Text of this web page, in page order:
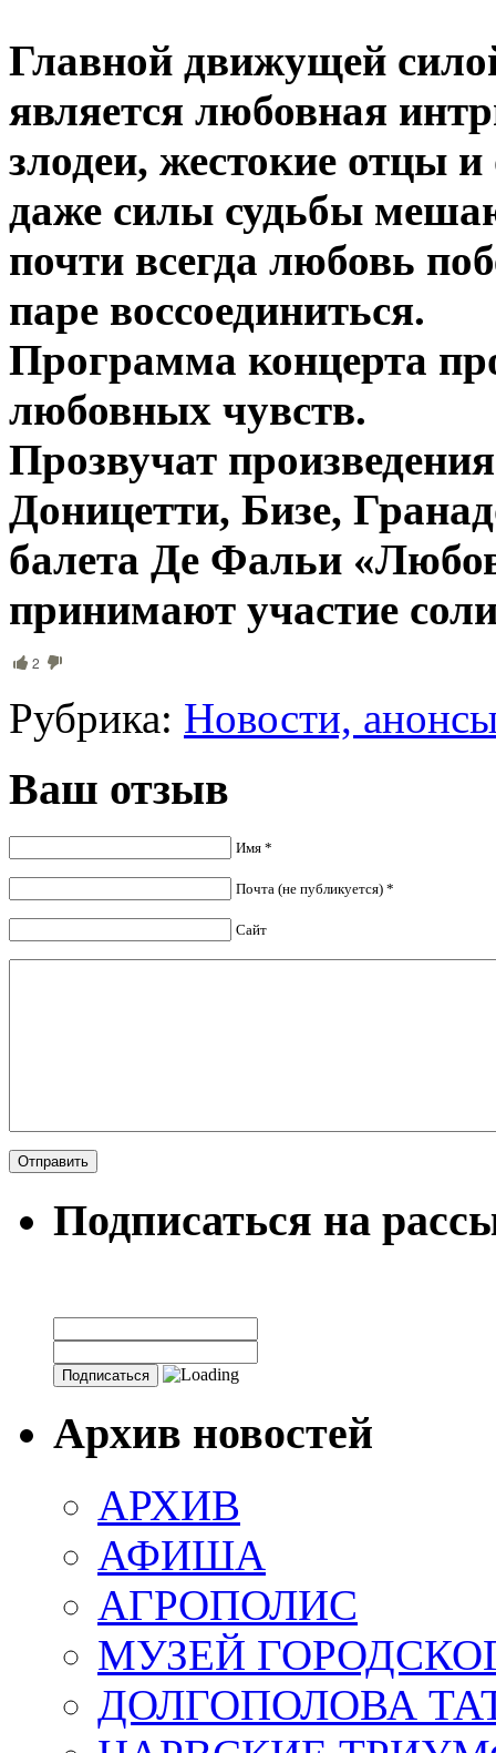
Главной движущей
является любовная
злодеи, жестокие отцы
даже силы судьбы
почти всегда любовь
паре воссоединиться.
Программа концерта
любовных чувств.
Прозвучат
Доницетти, Бизе,
балета Де Фальи
принимают участие
2
Рубрика: Новости,
Ваш отзыв
Имя *
Почта (не публикуется) *
Сайт
Подписаться на
Архив новостей
АРХИВ
АФИША
АГРОПОЛИС
МУЗЕЙ
ДОЛГОПОЛОВА